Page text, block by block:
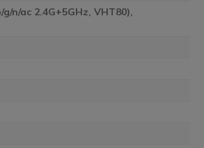
n/ac 2.4G+5GHz, VHT80),